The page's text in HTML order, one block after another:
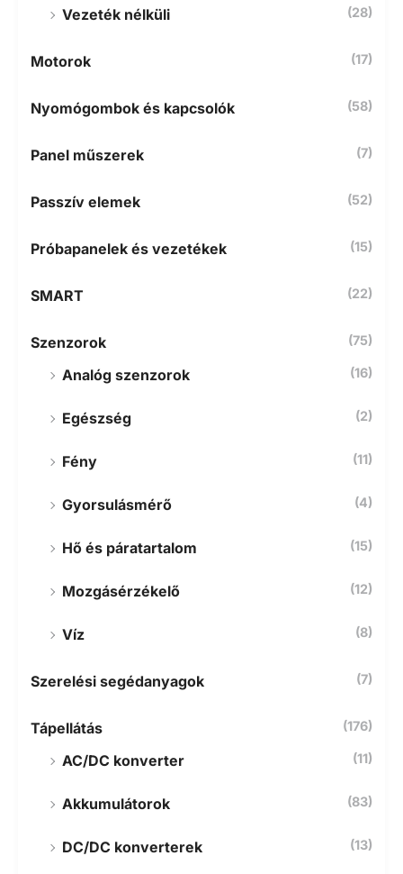
Vezeték nélküli (28)
Motorok (17)
Nyomógombok és kapcsolók (58)
Panel műszerek (7)
Passzív elemek (52)
Próbapanelek és vezetékek (15)
SMART (22)
Szenzorok (75)
Analóg szenzorok (16)
Egészség (2)
Fény (11)
Gyorsulásmérő (4)
Hő és páratartalom (15)
Mozgásérzékelő (12)
Víz (8)
Szerelési segédanyagok (7)
Tápellátás (176)
AC/DC konverter (11)
Akkumulátorok (83)
DC/DC konverterek (13)